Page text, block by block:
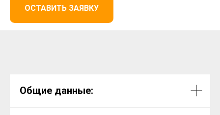
ОСТАВИТЬ ЗАЯВКУ
Общие данные: